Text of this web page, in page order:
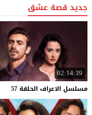
جديد قصة عشق
02:14:39
مسلسل الاعراف الحلقة 57